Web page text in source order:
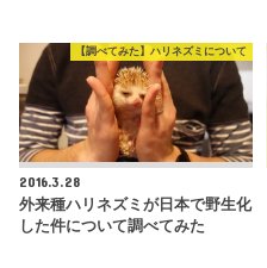
【調べてみた】ハリネズミについて
2016.3.28
外来種ハリネズミが日本で野生化
した件について調べてみた